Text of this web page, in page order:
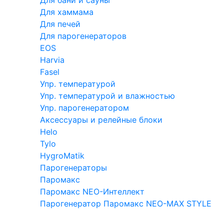
Для хаммама
Для печей
Для парогенераторов
EOS
Harvia
Fasel
Упр. температурой
Упр. температурой и влажностью
Упр. парогенератором
Аксессуары и релейные блоки
Helo
Tylo
HygroMatik
Парогенераторы
Паромакс
Паромакс NEO-Интеллект
Парогенератор Паромакс NEO-MAX STYLE